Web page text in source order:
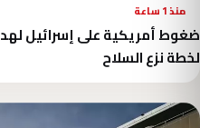
منذ 1 ساعة
ضغوط أمريكية على إسرائيل
لخطة نزع السلاح